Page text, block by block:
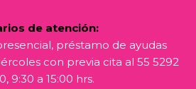
de atención:
préstamo de ayudas
con previa cita al 55 5292
9:30 a 15:00 hrs.